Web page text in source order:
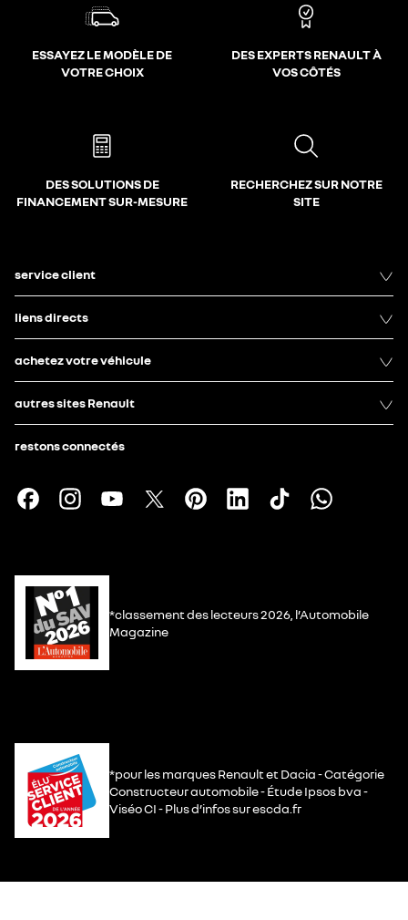
ESSAYEZ LE MODÈLE DE
VOTRE CHOIX
DES EXPERTS RENAULT À
VOS CÔTÉS
DES SOLUTIONS DE
FINANCEMENT SUR-MESURE
RECHERCHEZ SUR NOTRE
SITE
service client
liens directs
achetez votre véhicule
autres sites Renault
restons connectés
*classement des lecteurs 2026, l’Automobile
Magazine
*pour les marques Renault et Dacia - Catégorie
Constructeur automobile - Étude Ipsos bva -
Viséo CI - Plus d’infos sur escda.fr